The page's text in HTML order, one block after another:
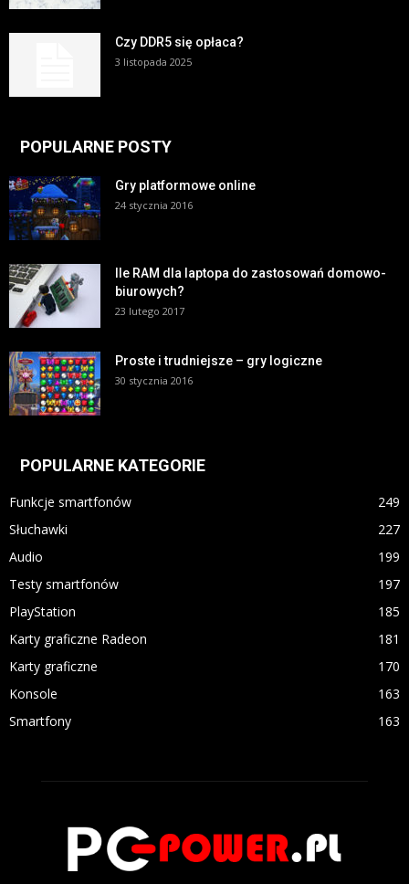
Czy DDR5 się opłaca?
3 listopada 2025
POPULARNE POSTY
Gry platformowe online
24 stycznia 2016
Ile RAM dla laptopa do zastosowań domowo-
biurowych?
23 lutego 2017
Proste i trudniejsze – gry logiczne
30 stycznia 2016
POPULARNE KATEGORIE
Funkcje smartfonów
249
Słuchawki
227
Audio
199
Testy smartfonów
197
PlayStation
185
Karty graficzne Radeon
181
Karty graficzne
170
Konsole
163
Smartfony
163